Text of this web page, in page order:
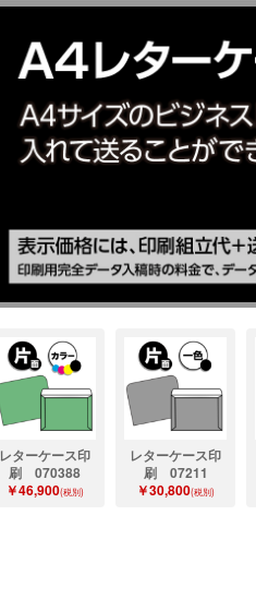
レターケース印
刷 070388
￥46,900(税別)
レターケース印
刷 07211
￥30,800(税別)